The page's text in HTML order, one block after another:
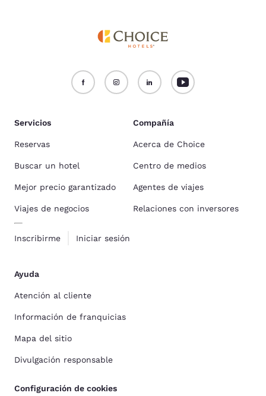
Servicios
Reservas
Buscar un hotel
Mejor precio garantizado
Viajes de negocios
Inscribirme Iniciar sesión
Compañía
Acerca de Choice
Centro de medios
Agentes de viajes
Relaciones con inversores
Ayuda
Atención al cliente
Información de franquicias
Mapa del sitio
Divulgación responsable
Configuración de cookies